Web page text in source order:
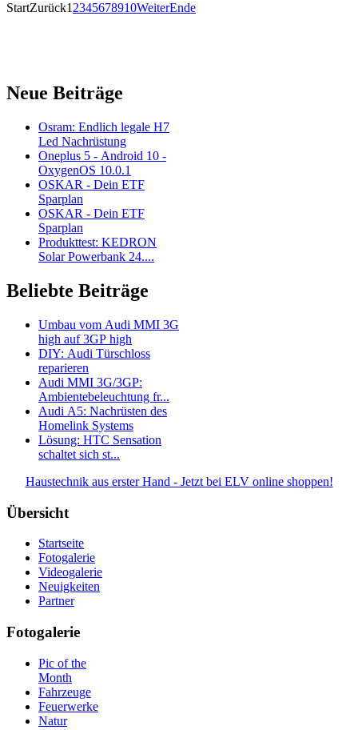
StartZurück1 2345678910WeiterEnde
Neue Beiträge
Osram: Endlich legale H7
Led Nachrüstung
Oneplus 5 - Android 10 -
OxygenOS 10.0.1
OSKAR - Dein ETF
Sparplan
OSKAR - Dein ETF
Sparplan
Produkttest: KEDRON
Solar Powerbank 24....
Beliebte Beiträge
Umbau vom Audi MMI 3G
high auf 3GP high
DIY: Audi Türschloss
reparieren
Audi MMI 3G/3GP:
Ambientebeleuchtung fr...
Audi A5: Nachrüsten des
Homelink Systems
Lösung: HTC Sensation
schaltet sich st...
Haustechnik aus erster Hand - Jetzt bei ELV online shoppen!
Übersicht
Startseite
Fotogalerie
Videogalerie
Neuigkeiten
Partner
Fotogalerie
Pic of the
Month
Fahrzeuge
Feuerwerke
Natur